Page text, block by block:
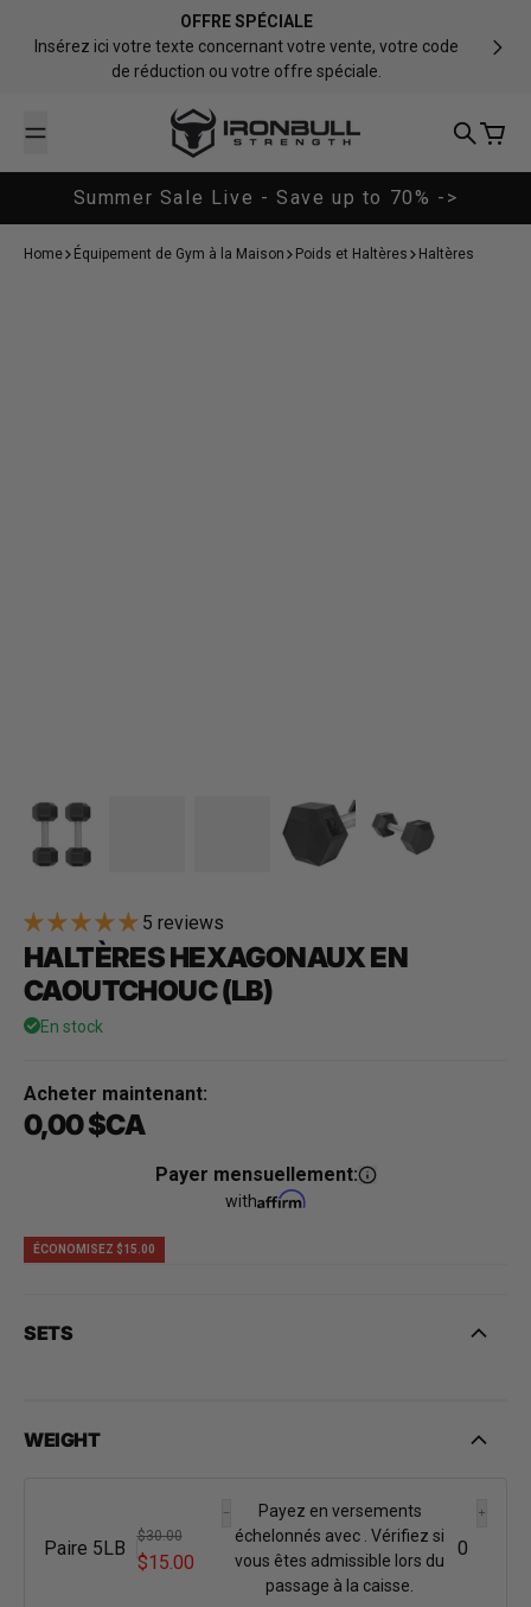
OFFRE SPÉCIALE
Insérez ici votre texte concernant votre vente, votre code
de réduction ou votre offre spéciale.
Iron Bull Strength - CAN
Panier
Summer Sale Live - Save up to 70% ->
Home Équipement de Gym à la Maison Poids et Haltères Haltères
5 reviews
HALTÈRES HEXAGONAUX EN
CAOUTCHOUC (LB)
En stock
Acheter maintenant:
Prix soldé
0,00 $CA
Prix habituel
Payer mensuellement:
with
ÉCONOMISEZ $15.00
SETS
WEIGHT
Paire 5LB
$30.00
$15.00
Payez en versements
échelonnés avec . Vérifiez si
vous êtes admissible lors du
passage à la caisse.